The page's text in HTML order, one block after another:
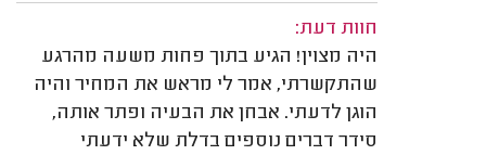
חוות דעת:
היה מצוין! הגיע בתוך פחות משעה מהרגע
שהתקשרתי, אמר לי מראש את המחיר והיה
הוגן לדעתי. אבחן את הבעיה ופתר אותה,
סידר דברים נוספים בדלת שלא ידעתי